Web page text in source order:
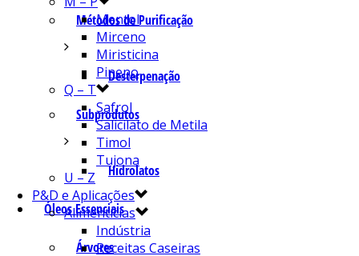
Métodos de Purificação
Desterpenação
Subprodutos
Hidrolatos
Óleos Essenciais
Árvores
Mentol
Mirceno
Miristicina
Pineno
Q – T
Safrol
Salicilato de Metila
Timol
Tujona
U – Z
P&D e Aplicações
Alimentícias
Indústria
Receitas Caseiras